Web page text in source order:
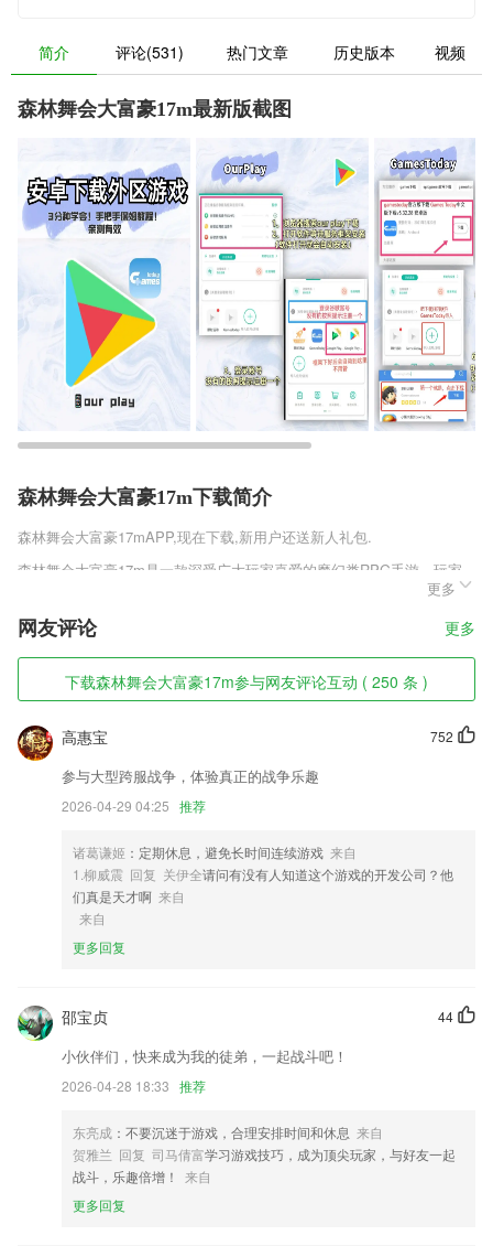
简介 评论(531) 热门文章 历史版本 视频
森林舞会大富豪17m最新版截图
森林舞会大富豪17m下载简介
森林舞会大富豪17mAPP,现在下载,新用户还送新人礼包.
森林舞会大富豪17m是一款深受广大玩家喜爱的魔幻类RPG手游，玩家
享有武士以及巫师等丰富角色人物，还有多种武器装备。自由格斗的场景
画面结合丰富的剧情故事，设立鲜明的关卡模式，玩法新颖，专为玩家量
身打造！
森林舞会大富豪17m软件特色
1,课程购买功能，服务贴心。
2,(2)连一连功能(连词成句)。软件会出示相应单元的英文句子，并打顺
序，用户通过点击单词重新组成一句英文，并点确认，判断对错，提高学
生认读能力。
3,能够全自动预约课程，能够在平台上边设定固定不动的教师为大伙儿订
4,看本地资讯，精彩内容随时关注。享受便捷服务，让生活办事更轻松，
发布优质媒体资源，内容更齐全。
5,人脸检测+AR技术。实时体验丰富特效，激发孩子学习兴趣。
6,有时候感觉脸上干干的？不如用实时温湿度计看看实时温度，了解一下
并不能代表什么，但了解舒适度完全可以为你的出行锦上添花。
森林舞会大富豪17m软件优势
1.·4位性格迥异的人工智能在线虚拟辅导老师任你挑选，他们记录你背单
词过程中的每一次记忆活动，通过对这些海量信息进行分析对比，督促、
帮助、辅导你一步步完成背单词软件安排的从感觉记忆到长时记忆的全过
2.第二、上课专心，不分神；
3.完全免费，无需网络，端午节畅玩
更多
网友评论 更多
下载森林舞会大富豪17m参与网友评论互动 ( 250 条 )
752
高惠宝
参与大型跨服战争，体验真正的战争乐趣
2026-04-29 04:25 推荐
诸葛谦姬 ：定期休息，避免长时间连续游戏 来自
1.柳威震 回复 关伊全请问有没有人知道这个游戏的开发公司？他
们真是天才啊 来自
来自
更多回复
44
邵宝贞
小伙伴们，快来成为我的徒弟，一起战斗吧！
2026-04-28 18:33 推荐
东亮成 ：不要沉迷于游戏，合理安排时间和休息 来自
贺雅兰 回复 司马倩富学习游戏技巧，成为顶尖玩家，与好友一起
战斗，乐趣倍增！
来自
更多回复